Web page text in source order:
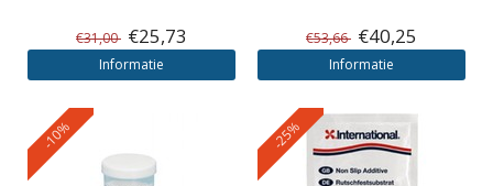
€31,00 €25,73
Informatie
€53,66 €40,25
Informatie
-10% -25%